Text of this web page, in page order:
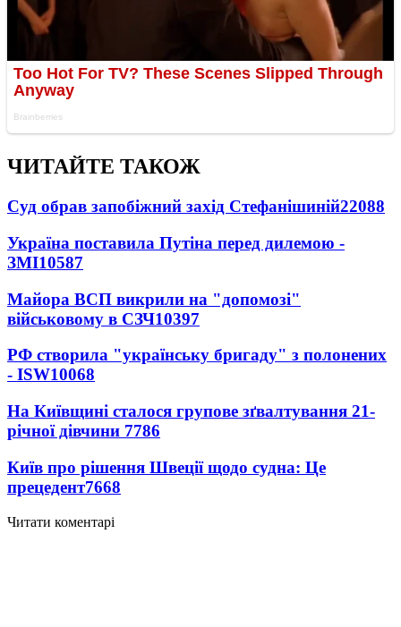
ЧИТАЙТЕ ТАКОЖ
Суд обрав запобіжний захід Стефанішиній22088
Україна поставила Путіна перед дилемою -
ЗМІ10587
Майора ВСП викрили на "допомозі"
військовому в СЗЧ10397
РФ створила "українську бригаду" з полонених
- ISW10068
На Київщині сталося групове зґвалтування 21-
річної дівчини 7786
Київ про рішення Швеції щодо судна: Це
прецедент7668
Читати коментарі